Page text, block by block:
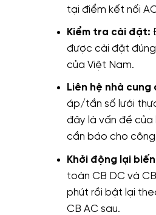
tại điểm kết nối
Kiểm tra cài đặt:
được cài đặt
của Việt Nam.
Liên hệ nhà cung
áp/tần số lưới
đây là vấn đề của
cần báo cho công
Khởi động lại
toàn CB DC và
phút rồi bật lại
CB AC sau.